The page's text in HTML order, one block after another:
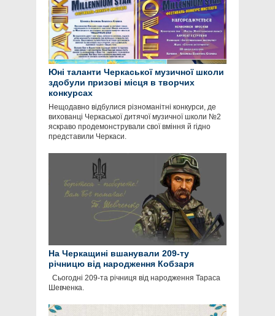
Юні таланти Черкаської музичної школи
здобули призові місця в творчих
конкурсах
Нещодавно відбулися різноманітні конкурси, де
вихованці Черкаської дитячої музичної школи №2
яскраво продемонстрували свої вміння й гідно
представили Черкаси.
На Черкащині вшанували 209-ту
річницю від народження Кобзаря
Сьогодні 209-та річниця від народження Тараса
Шевченка.